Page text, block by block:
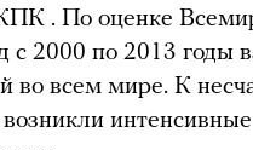
. По оценке
с 2000 по 2013 годы
во всем мире. К